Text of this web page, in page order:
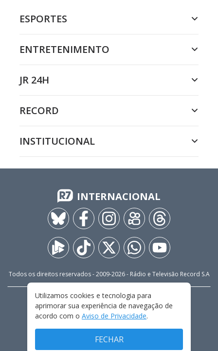
ESPORTES
ENTRETENIMENTO
JR 24H
RECORD
INSTITUCIONAL
INTERNACIONAL
Todos os direitos reservados - 2009-2026- Rádio e Televisão Record S.A
FALE CONOSCO
PRIVACIDADE
TERMOS E CONDIÇÕES DE USO
Utilizamos cookies e tecnologia para
aprimorar sua experiência de navegação de
acordo com o Aviso de Privacidade.
FECHAR